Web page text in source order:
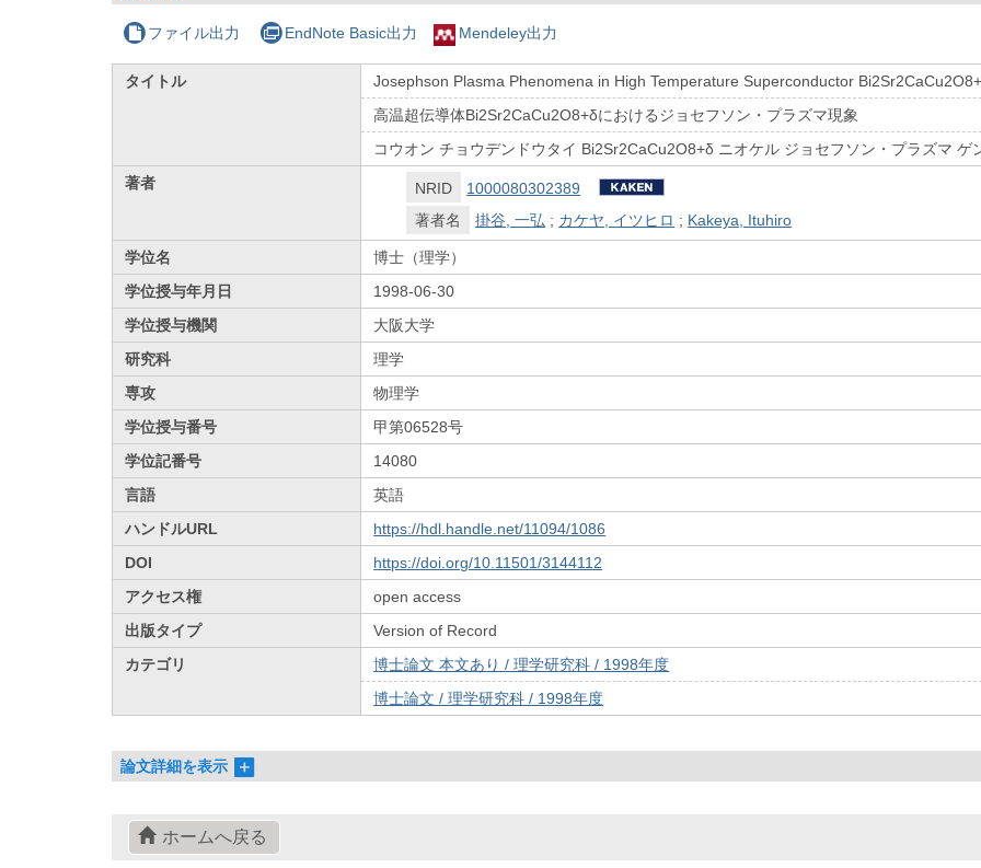
ファイル出力 EndNote Basic出力 Mendeley出力
タイトル
Josephson Plasma Phenomena in High Temperature Superconductor
高温超伝導体Bi2Sr2CaCu2O8+δにおけるジョセフソン・プラズマ現象
コウオン チョウデンドウタイ Bi2Sr2CaCu2O8+δ ニオケル ジョセフソン・プラズマ ゲ
著者
NRID
1000080302389
著者名
掛谷, 一弘 ; カケヤ, イツヒロ ; Kakeya, Ituhiro
学位名
博士（理学）
学位授与年月日
1998-06-30
学位授与機関
大阪大学
研究科
理学
専攻
物理学
学位授与番号
甲第06528号
学位記番号
14080
言語
英語
ハンドルURL
https://hdl.handle.net/11094/1086
DOI
https://doi.org/10.11501/3144112
アクセス権
open access
出版タイプ
Version of Record
カテゴリ
博士論文 本文あり / 理学研究科 / 1998年度
博士論文 / 理学研究科 / 1998年度
論文詳細を表示
ホームへ戻る